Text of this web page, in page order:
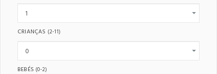
CRIANÇAS (2-11)
BEBÉS (0-2)